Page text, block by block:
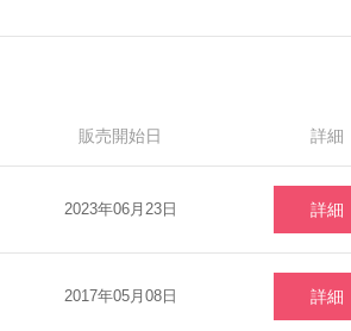
販売開始日 詳細
2023年06月23日 詳細
2017年05月08日 詳細